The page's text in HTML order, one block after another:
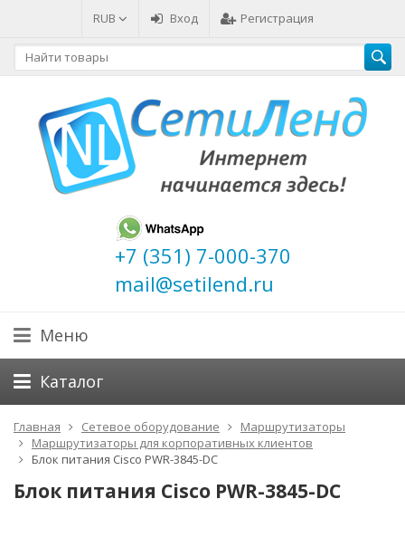
RUB Вход Регистрация
+7 (351) 7-000-370
mail@setilend.ru
Меню
Каталог
Главная Сетевое оборудование
Маршрутизаторы
Маршрутизаторы для корпоративных клиентов
Блок питания Cisco PWR-3845-DC
Блок питания Cisco PWR-3845-DC